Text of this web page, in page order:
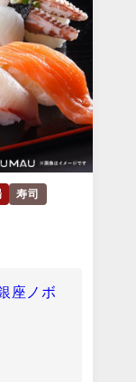
寿司
座ノボ